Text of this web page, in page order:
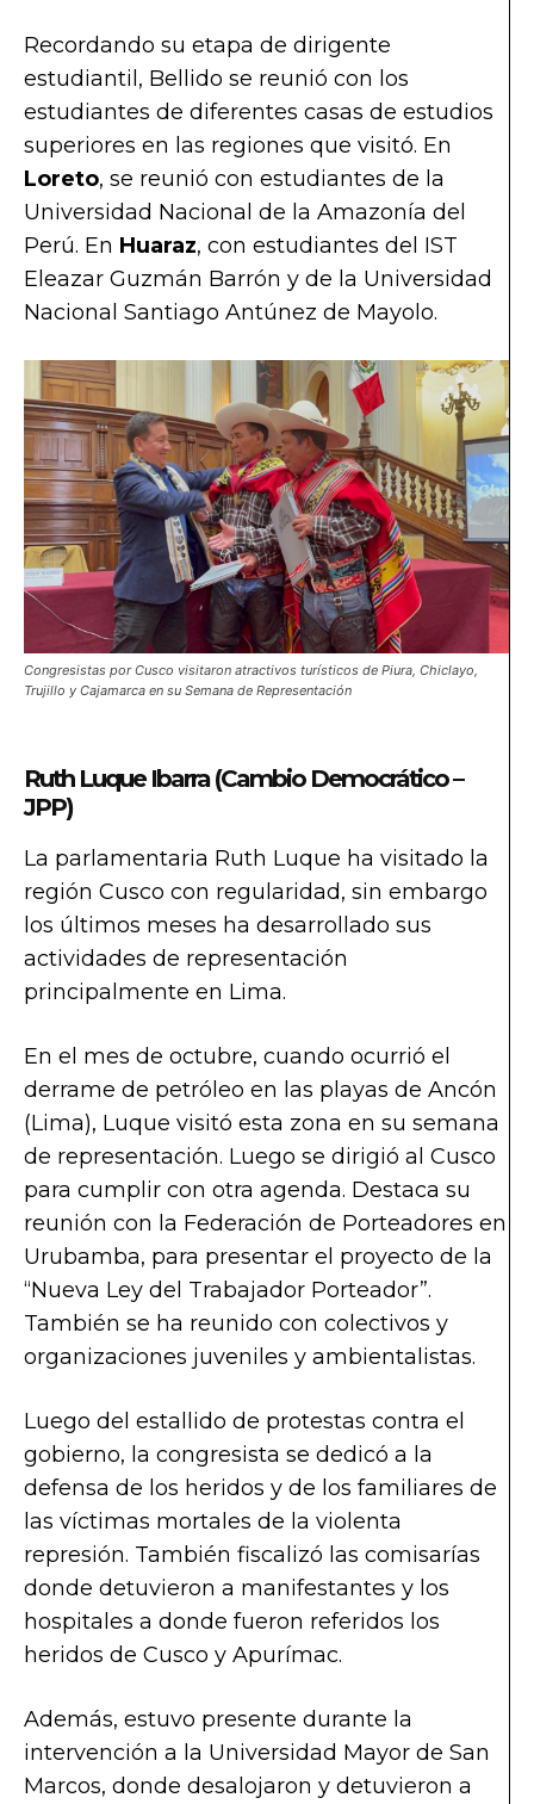
Recordando su etapa de dirigente
estudiantil, Bellido se reunió con los
estudiantes de diferentes casas de estudios
superiores en las regiones que visitó. En
Loreto, se reunió con estudiantes de la
Universidad Nacional de la Amazonía del
Perú. En Huaraz, con estudiantes del IST
Eleazar Guzmán Barrón y de la Universidad
Nacional Santiago Antúnez de Mayolo.
Congresistas por Cusco visitaron atractivos turísticos de Piura, Chiclayo,
Trujillo y Cajamarca en su Semana de Representación
Ruth Luque Ibarra (Cambio Democrático –
JPP)
La parlamentaria Ruth Luque ha visitado la
región Cusco con regularidad, sin embargo
los últimos meses ha desarrollado sus
actividades de representación
principalmente en Lima.
En el mes de octubre, cuando ocurrió el
derrame de petróleo en las playas de Ancón
(Lima), Luque visitó esta zona en su semana
de representación. Luego se dirigió al Cusco
para cumplir con otra agenda. Destaca su
reunión con la Federación de Porteadores en
Urubamba, para presentar el proyecto de la
“Nueva Ley del Trabajador Porteador”.
También se ha reunido con colectivos y
organizaciones juveniles y ambientalistas.
Luego del estallido de protestas contra el
gobierno, la congresista se dedicó a la
defensa de los heridos y de los familiares de
las víctimas mortales de la violenta
represión. También fiscalizó las comisarías
donde detuvieron a manifestantes y los
hospitales a donde fueron referidos los
heridos de Cusco y Apurímac.
Además, estuvo presente durante la
intervención a la Universidad Mayor de San
Marcos, donde desalojaron y detuvieron a